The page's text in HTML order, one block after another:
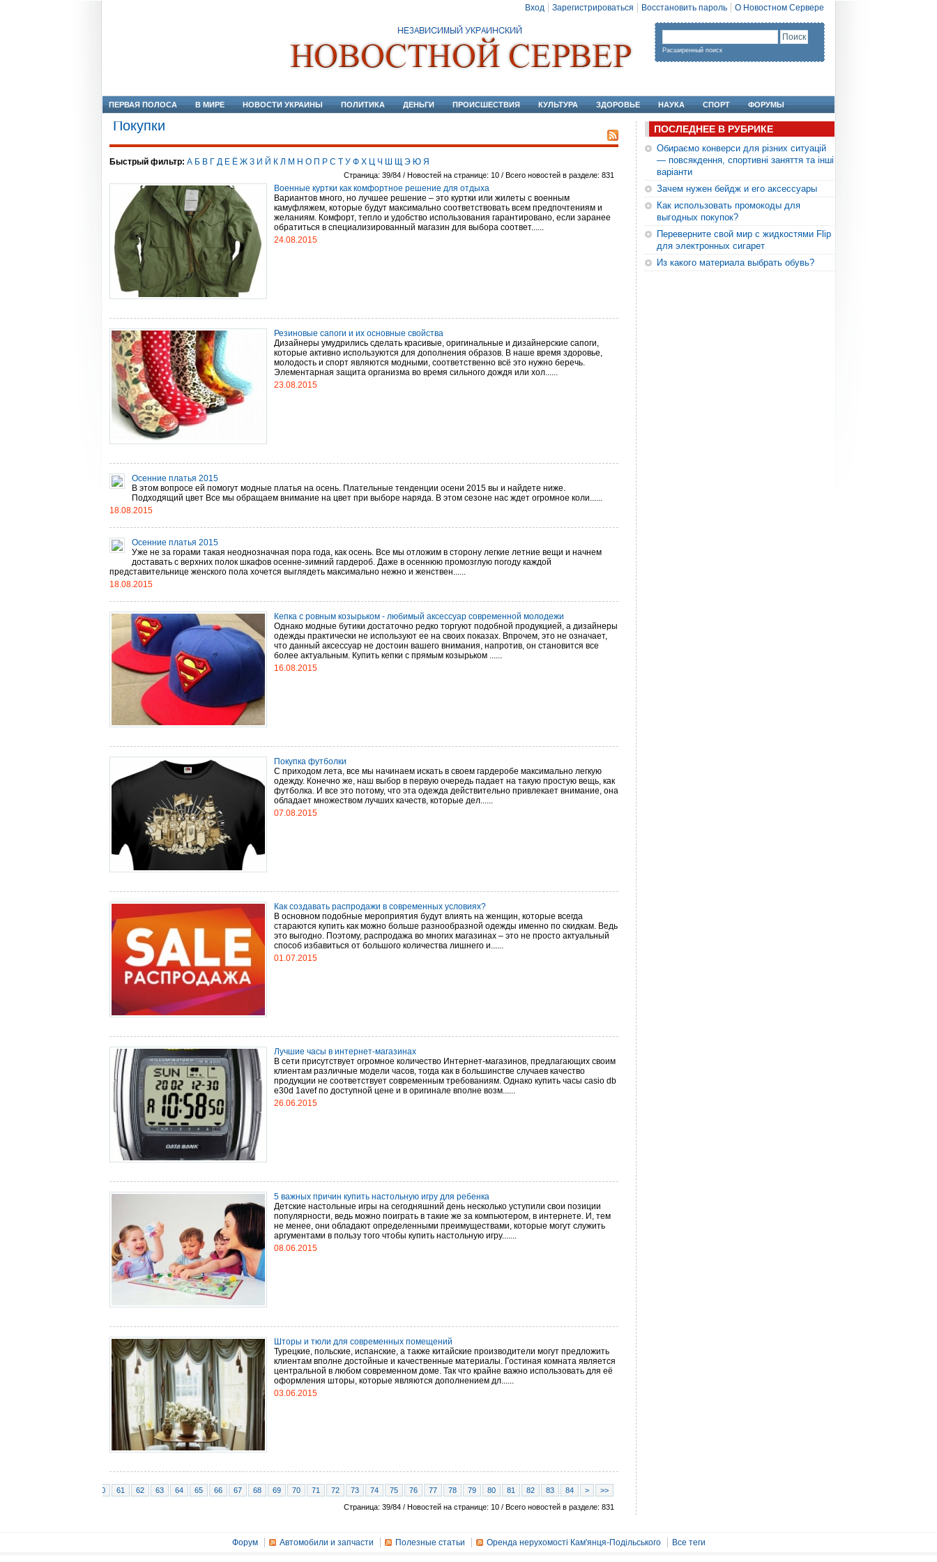
Вход Зарегистрироваться Восстановить пароль О Новостном Сервере
Расширенный поиск
ПЕРВАЯ ПОЛОСА В МИРЕ НОВОСТИ УКРАИНЫ ПОЛИТИКА ДЕНЬГИ ПРОИСШЕСТВИЯ КУЛЬТУРА ЗДОРОВЬЕ НАУКА СПОРТ ФОРУМЫ
ПОСЛЕДНЕЕ В РУБРИКЕ
Обираємо конверси для різних ситуацій
— повсякдення, спортивні заняття та інші
варіанти
Зачем нужен бейдж и его аксессуары
Как использовать промокоды для
выгодных покупок?
Переверните свой мир с жидкостями Flip
для электронных сигарет
Из какого материала выбрать обувь?
Покупки
Быстрый фильтр: А Б В Г Д Е Ё Ж З И Й К Л М Н О П Р С Т У Ф Х Ц Ч Ш Щ Э Ю Я
Страница: 39/84 / Новостей на странице: 10 / Всего новостей в разделе: 831
Военные куртки как комфортное решение для отдыха
Вариантов много, но лучшее решение – это куртки или жилеты с военным
камуфляжем, которые будут максимально соответствовать всем предпочтениям и
желаниям. Комфорт, тепло и удобство использования гарантировано, если заранее
обратиться в специализированный магазин для выбора соответ......
24.08.2015
Резиновые сапоги и их основные свойства
Дизайнеры умудрились сделать красивые, оригинальные и дизайнерские сапоги,
которые активно используются для дополнения образов. В наше время здоровье,
молодость и спорт являются модными, соответственно всё это нужно беречь.
Элементарная защита организма во время сильного дождя или хол......
23.08.2015
Осенние платья 2015
В этом вопросе ей помогут модные платья на осень. Плательные тенденции осени 2015 вы и найдете ниже.
Подходящий цвет Все мы обращаем внимание на цвет при выборе наряда. В этом сезоне нас ждет огромное коли......
18.08.2015
Осенние платья 2015
Уже не за горами такая неоднозначная пора года, как осень. Все мы отложим в сторону легкие летние вещи и начнем
доставать с верхних полок шкафов осенне-зимний гардероб. Даже в осеннюю промозглую погоду каждой
представительнице женского пола хочется выглядеть максимально нежно и женствен......
18.08.2015
Кепка с ровным козырьком - любимый аксессуар современной молодежи
Однако модные бутики достаточно редко торгуют подобной продукцией, а дизайнеры
одежды практически не используют ее на своих показах. Впрочем, это не означает,
что данный аксессуар не достоин вашего внимания, напротив, он становится все
более актуальным. Купить кепки с прямым козырьком ......
16.08.2015
Покупка футболки
С приходом лета, все мы начинаем искать в своем гардеробе максимально легкую
одежду. Конечно же, наш выбор в первую очередь падает на такую простую вещь, как
футболка. И все это потому, что эта одежда действительно привлекает внимание, она
обладает множеством лучших качеств, которые дел......
07.08.2015
Как создавать распродажи в современных условиях?
В основном подобные мероприятия будут влиять на женщин, которые всегда
стараются купить как можно больше разнообразной одежды именно по скидкам. Ведь
это выгодно. Поэтому, распродажа во многих магазинах – это не просто актуальный
способ избавиться от большого количества лишнего и......
01.07.2015
Лучшие часы в интернет-магазинах
В сети присутствует огромное количество Интернет-магазинов, предлагающих своим
клиентам различные модели часов, тогда как в большинстве случаев качество
продукции не соответствует современным требованиям. Однако купить часы casio db
e30d 1avef по доступной цене и в оригинале вполне возм......
26.06.2015
5 важных причин купить настольную игру для ребенка
Детские настольные игры на сегодняшний день несколько уступили свои позиции
популярности, ведь можно поиграть в такие же за компьютером, в интернете. И, тем
не менее, они обладают определенными преимуществами, которые могут служить
аргументами в пользу того чтобы купить настольную игру.......
08.06.2015
Шторы и тюли для современных помещений
Турецкие, польские, испанские, а также китайские производители могут предложить
клиентам вполне достойные и качественные материалы. Гостиная комната является
центральной в любом современном доме. Так что крайне важно использовать для её
оформления шторы, которые являются дополнением дл......
03.06.2015
60 61 62 63 64 65 66 67 68 69 70 71 72 73 74 75 76 77 78 79 80 81 82 83 84 >
>>
Страница: 39/84 / Новостей на странице: 10 / Всего новостей в разделе: 831
Форум Автомобили и запчасти Полезные статьи Оренда нерухомості Кам'янця-Подільського Все теги